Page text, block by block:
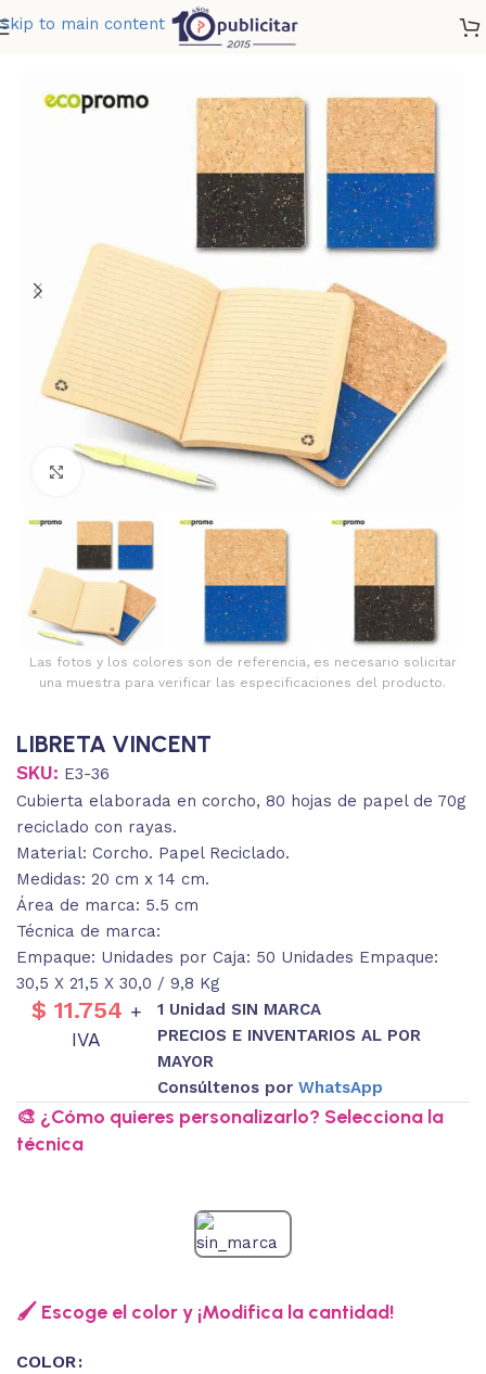
Skip to main content
LIBRETA VINCENT
Clic para ampliar
Las fotos y los colores son de referencia, es necesario solicitar
una muestra para verificar las especificaciones del producto.
LIBRETA VINCENT
SKU: E3-36
Cubierta elaborada en corcho, 80 hojas de papel de 70g
reciclado con rayas.
Material: Corcho. Papel Reciclado.
Medidas: 20 cm x 14 cm.
Área de marca: 5.5 cm
Técnica de marca:
Empaque: Unidades por Caja: 50 Unidades Empaque:
30,5 X 21,5 X 30,0 / 9,8 Kg
$ 11.754 +
IVA
1 Unidad SIN MARCA
PRECIOS E INVENTARIOS AL POR
MAYOR
Consúltenos por WhatsApp
🎨 ¿Cómo quieres personalizarlo? Selecciona la
técnica
🖌️ Escoge el color y ¡Modifica la cantidad!
COLOR